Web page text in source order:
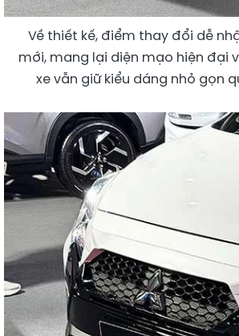
Về thiết kế, điểm thay đổi dễ
mới, mang lại diện mạo hiện đại
xe vẫn giữ kiểu dáng nhỏ gọn